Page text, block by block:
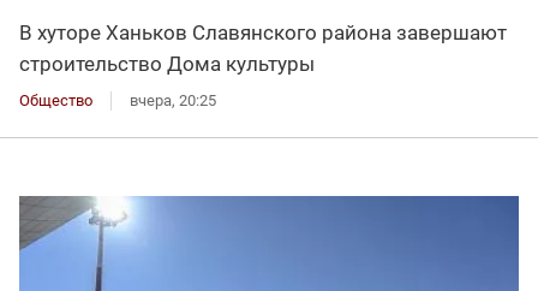
В хуторе Ханьков Славянского района завершают
строительство Дома культуры
Общество вчера, 20:25